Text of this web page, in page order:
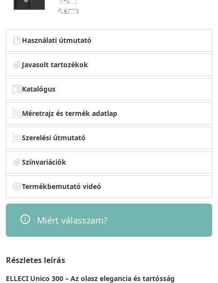
Használati útmutató
Javasolt tartozékok
Katalógus
Méretrajz és termék adatlap
Szerelési útmutató
Színvariációk
Termékbemutató videó
Miért válasszam?
Részletes leírás
ELLECI Unico 300 – Az olasz elegancia és tartósság